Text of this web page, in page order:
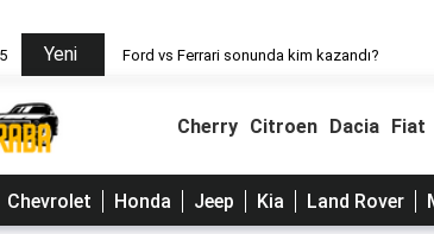
Yeni Ford vs Ferrari sonunda kim kazandı?
Cherry Citroen Dacia Fiat
Chevrolet Honda Jeep Kia Land Rover